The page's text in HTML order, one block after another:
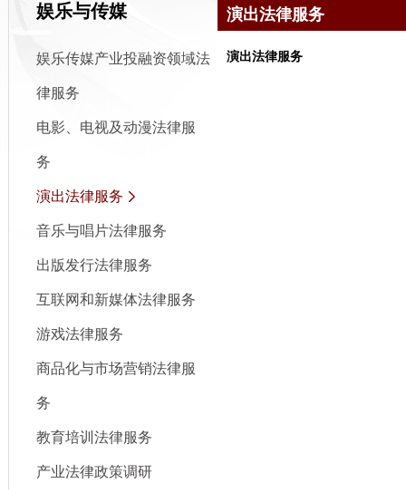
娱乐与传媒
娱乐传媒产业投融资领域法
律服务
电影、电视及动漫法律服
务
演出法律服务
音乐与唱片法律服务
出版发行法律服务
互联网和新媒体法律服务
游戏法律服务
商品化与市场营销法律服
务
教育培训法律服务
产业法律政策调研
演出法律服务
演出法律服务